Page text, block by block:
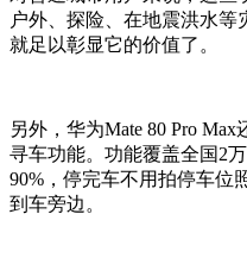
户外、探险、在地震洪水等
就足以彰显它的价值了 。
另外 ， 华为Mate 80 Pro Max
寻车功能。 功能覆盖全国2
90%，停完车不用拍停车位
到车旁边 。